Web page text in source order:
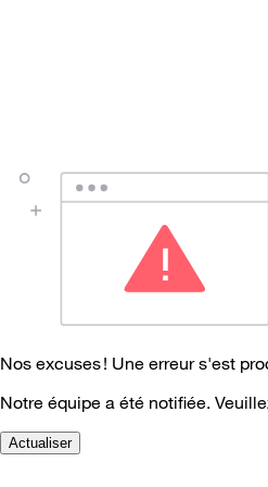
Nos excuses ! Une erreur s'est
Notre équipe a été notifiée.
Actualiser